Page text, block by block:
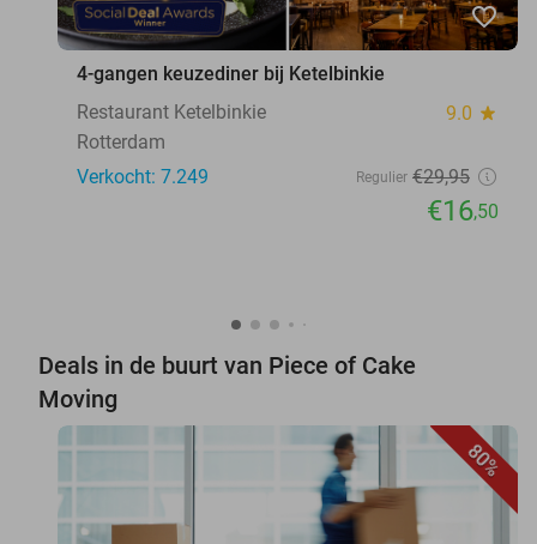
favorite_border
4-gangen keuzediner bij Ketelbinkie
Restaurant Ketelbinkie
9.0 star
Rotterdam
Verkocht: 7.249
Regulier €29,95
€16,50
Deals in de buurt van Piece of Cake
Moving
80%